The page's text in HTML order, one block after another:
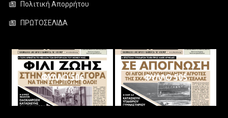
Πολιτική Απορρήτου
ΠΡΩΤΟΣΕΛΙΔΑ
ΦΥΛΛΟ 506 ΦΥΛΛΟ 505